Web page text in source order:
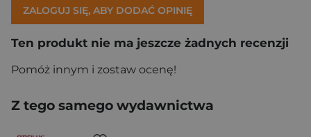
ZALOGUJ SIĘ, ABY DODAĆ OPINIĘ
Ten produkt nie ma jeszcze żadnych recenzji
Pomóż innym i zostaw ocenę!
Z tego samego wydawnictwa